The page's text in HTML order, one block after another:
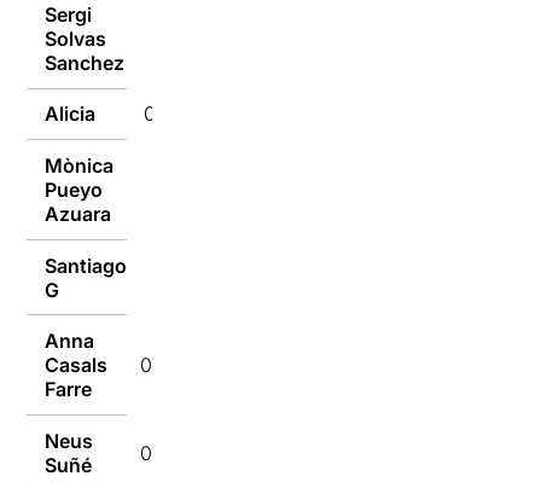
Sergi
Solvas
Sanchez
Alicia 06/02/2019
Mònica
Pueyo
Azuara
Santiago
G
Anna
Casals
Farre
06/02/2019
Neus
Suñé
06/02/2019